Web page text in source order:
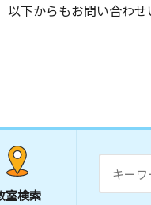
下からもお問い合わせ
室検索